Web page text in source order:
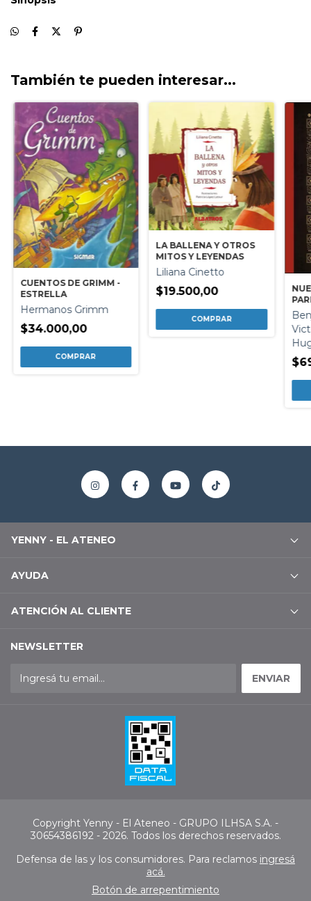
También te pueden interesar...
CUENTOS DE GRIMM -
ESTRELLA
Hermanos Grimm
$34.000,00
LA BALLENA Y OTROS
MITOS Y LEYENDAS
Liliana Cinetto
$19.500,00
YENNY - EL ATENEO
AYUDA
ATENCIÓN AL CLIENTE
NEWSLETTER
Copyright Yenny - El Ateneo - GRUPO ILHSA S.A. -
30654386192 - 2026. Todos los derechos reservados.
Defensa de las y los consumidores. Para reclamos ingresá
acá.
Botón de arrepentimiento